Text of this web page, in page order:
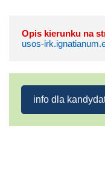
Opis kierunku na
usos-
info dla